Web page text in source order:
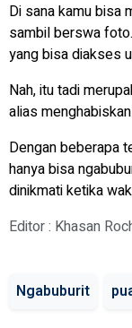
Di sana kamu bisa
sambil berswa
yang bisa diakses
Nah, itu tadi
alias
Dengan beberapa
hanya bisa
dinikmati ketika
Editor : Khasan
Ngabuburit